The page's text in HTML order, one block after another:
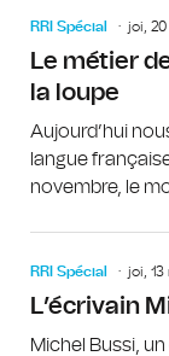
RRI Spécial joi,
Le métier
la loupe
Aujourd’hui
langue
novembre, le
RRI Spécial joi,
L’écrivain
Michel Bussi,